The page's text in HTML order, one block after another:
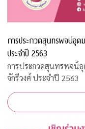
การประกวดสุนทรพจน์อุด
ประจำปี 2563
การประกวดสุนทรพจน์
จักรีวงศ์ ประจำปี 2563